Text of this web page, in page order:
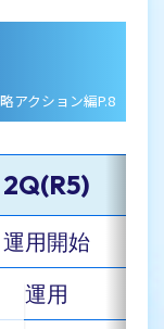
アクション編P.8
2Q(R5)
運用開始
運用